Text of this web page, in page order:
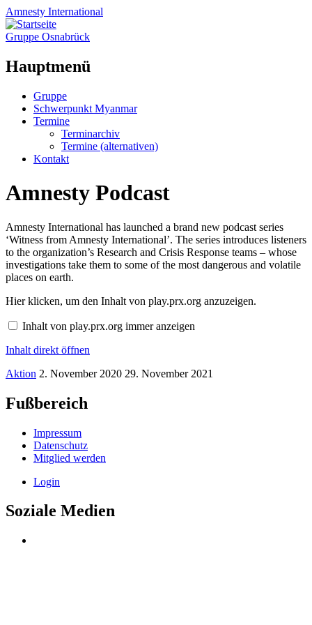
Amnesty International
Gruppe Osnabrück
Hauptmenü
Zum
Inhalt
springen
Gruppe
Schwerpunkt Myanmar
Termine
Terminarchiv
Termine (alternativen)
Kontakt
Amnesty Podcast
Amnesty International has launched a brand new podcast series
‘Witness from Amnesty International’. The series introduces listeners
to the organization’s Research and Crisis Response teams – whose
investigations take them to some of the most dangerous and volatile
places on earth.
Inhalt
play.prx.org
anzeigen
Hier klicken, um den Inhalt von play.prx.org anzuzeigen.
Inhalt von play.prx.org immer anzeigen
Inhalt direkt öffnen
Aktion 2. November 2020 29. November 2021
Fußbereich
Impressum
Datenschutz
Mitglied werden
Login
Soziale Medien